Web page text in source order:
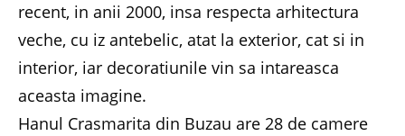
recent, in anii 2000, insa respecta arhitectura
veche, cu iz antebelic, atat la exterior, cat si in
interior, iar decoratiunile vin sa intareasca
aceasta imagine.
Hanul Crasmarita din Buzau are 28 de camere